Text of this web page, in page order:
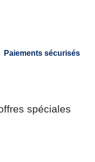
Paiements sécurisés
spéciales